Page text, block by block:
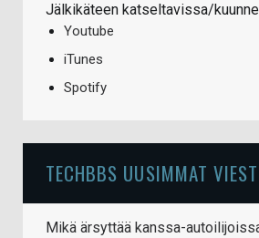
Jälkikäteen katseltavissa/
Youtube
iTunes
Spotify
TECHBBS UUSIMMAT
Mikä ärsyttää kanssa-